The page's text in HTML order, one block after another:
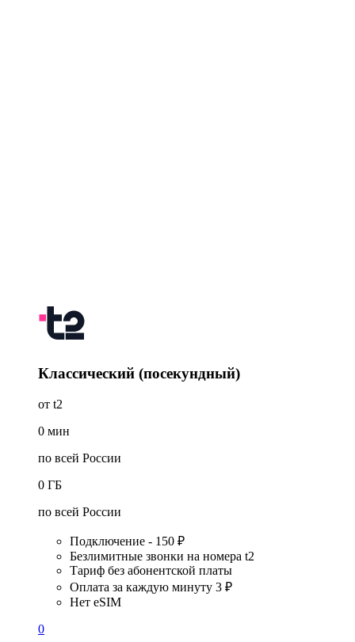
Классический (посекундный)
от t2
0 мин
по всей России
0 ГБ
по всей России
Подключение - 150 ₽
Безлимитные звонки на номера t2
Тариф без абонентской платы
Оплата за каждую минуту 3 ₽
Нет eSIM
0